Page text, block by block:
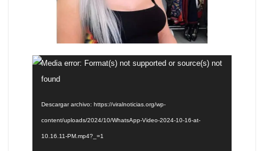
Reproductor
de
Media error: Format(s) not supported or source(s) not
found
Descargar archivo: https://viralnoticias.org/wp-
content/uploads/2024/10/WhatsApp-Video-2024-10-16-at-
10.16.11-PM.mp4?_=1